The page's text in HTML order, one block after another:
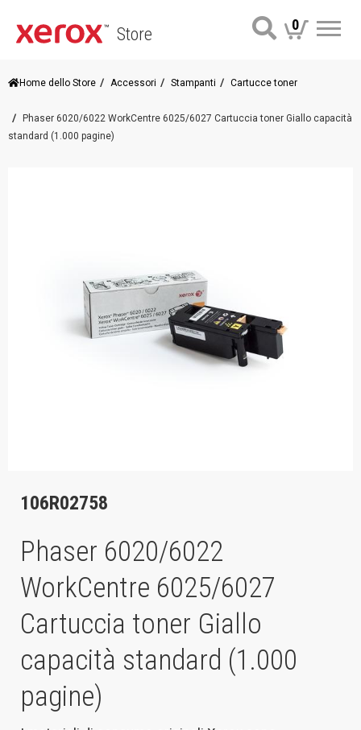
Store 0
Home dello Store Accessori Stampanti Cartucce toner
Phaser 6020/6022 WorkCentre 6025/6027 Cartuccia toner Giallo capacità
standard (1.000 pagine)
106R02758
Phaser 6020/6022
WorkCentre 6025/6027
Cartuccia toner Giallo
capacità standard (1.000
pagine)